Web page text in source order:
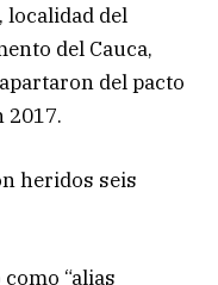
localidad del
del Cauca,
del pacto
2017.
heridos seis
“alias